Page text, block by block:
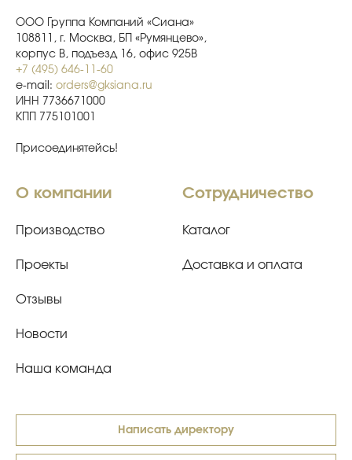
ООО Группа Компаний «Сиана»
108811, г. Москва, БП «Румянцево»,
корпус В, подъезд 16, офис 925В
+7 (495) 646-11-60
e-mail: orders@gksiana.ru
ИНН 7736671000
КПП 775101001
Присоединятейсь!
О компании
Производство
Проекты
Отзывы
Новости
Наша команда
Сотрудничество
Каталог
Доставка и оплата
Написать директору